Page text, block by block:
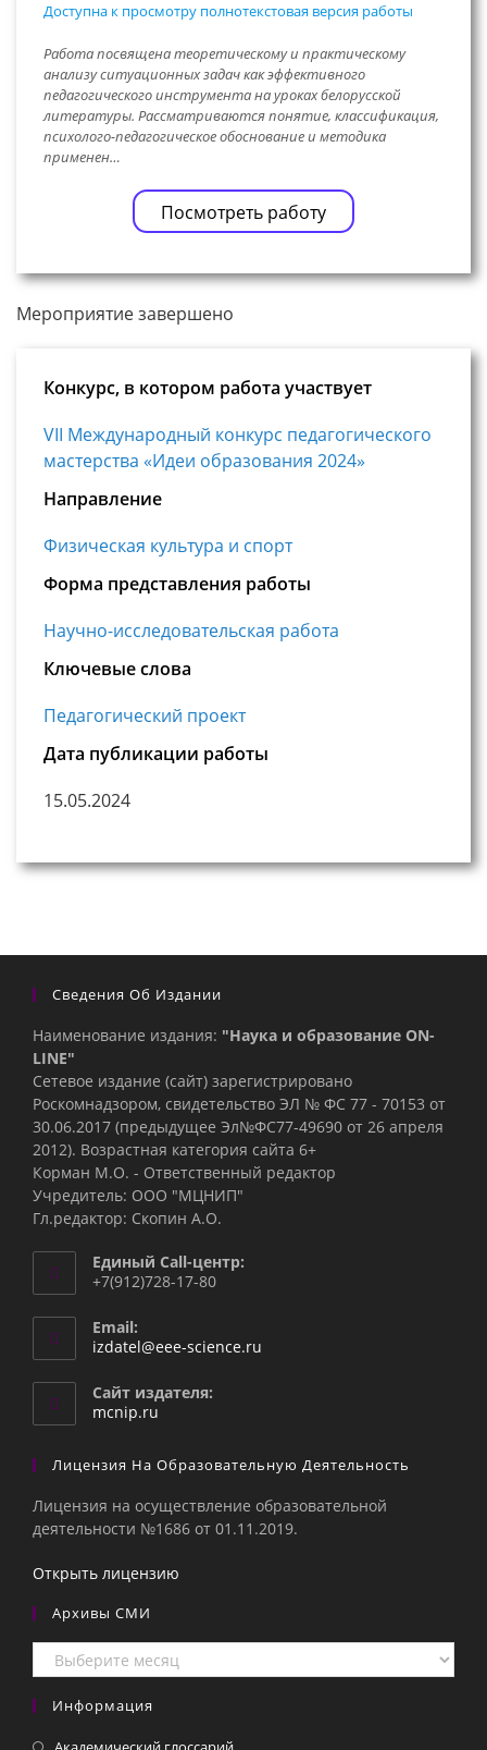
Доступна к просмотру полнотекстовая версия работы
Работа посвящена теоретическому и практическому
анализу ситуационных задач как эффективного
педагогического инструмента на уроках белорусской
литературы. Рассматриваются понятие, классификация,
психолого-педагогическое обоснование и методика
применен…
Посмотреть работу
Мероприятие завершено
Конкурс, в котором работа участвует
VII Международный конкурс педагогического
мастерства «Идеи образования 2024»
Направление
Физическая культура и спорт
Форма представления работы
Научно-исследовательская работа
Ключевые слова
Педагогический проект
Дата публикации работы
15.05.2024
Сведения Об Издании
Наименование издания: "Наука и образование ON-
LINE"
Сетевое издание (сайт) зарегистрировано
Роскомнадзором, свидетельство ЭЛ № ФС 77 - 70153 от
30.06.2017 (предыдущее Эл№ФC77-49690 от 26 апреля
2012). Возрастная категория сайта 6+
Корман М.О. - Ответственный редактор
Учредитель: ООО "МЦНИП"
Гл.редактор: Скопин А.О.
Единый Call-центр:
+7(912)728-17-80
Email:
izdatel@eee-science.ru
Сайт издателя:
mcnip.ru
Лицензия На Образовательную Деятельность
Лицензия на осуществление образовательной
деятельности №1686 от 01.11.2019.
Открыть лицензию
Архивы СМИ
Архивы
СМИ
Информация